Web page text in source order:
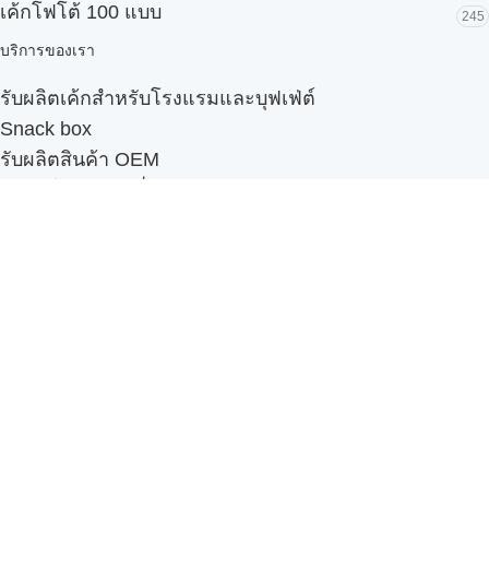
เค้กโฟโต้ 100 แบบ 245
บริการของเรา
รับผลิตเค้กสำหรับโรงแรมและบุฟเฟ่ต์
Snack box
รับผลิตสินค้า OEM